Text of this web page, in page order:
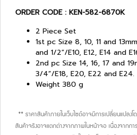
ORDER CODE : KEN-582-6870K
2 Piece Set
1st pc Size 8, 10, 11 and
and 1/2”/E10, E12, E14 and
2nd pc Size 14, 16, 17 and
3/4”/E18, E20, E22 and E24.
Weight 380 g
** ราคาสินค้าภายในเว็บไซต์อาจมีการเปลี่ยนแปลงโ
สินค้าจริงอาจแตกต่างจากภาพในหน้าจอ เนื่องจากก